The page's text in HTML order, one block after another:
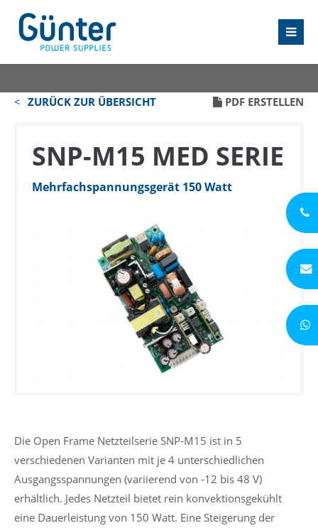
PDF ERSTELLEN
ZURÜCK ZUR ÜBERSICHT
SNP-M15 MED SERIE
Mehrfachspannungsgerät 150 Watt
Die Open Frame Netzteilserie SNP-M15 ist in 5
verschiedenen Varianten mit je 4 unterschiedlichen
Ausgangsspannungen (variierend von -12 bis 48 V)
erhältlich. Jedes Netzteil bietet rein konvektionsgekühlt
eine Dauerleistung von 150 Watt. Eine Steigerung der